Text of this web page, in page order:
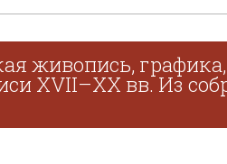
живопись,
XVII–XX вв. Из